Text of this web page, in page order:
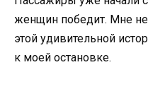
женщин победит. Мне
этой удивительной
к моей остановке.